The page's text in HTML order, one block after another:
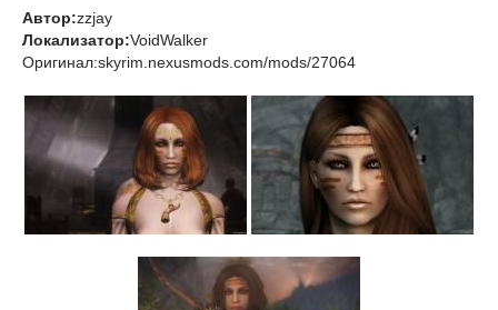
Автор:zzjay
Локализатор:VoidWalker
Оригинал:skyrim.nexusmods.com/mods/27064